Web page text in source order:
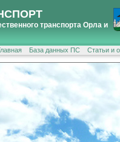
транспорта Орла и
База данных ПС Статьи и